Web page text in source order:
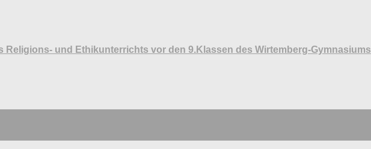
Religions- und Ethikunterrichts vor den 9.Klassen des Wirtemberg-Gymnasiums